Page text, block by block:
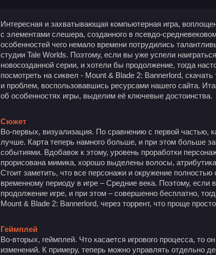
Интересная и захватывающая компьютерная игра,
с элементами слешера, созданного в псевдо-
особенностей чего немало времени потрудились
студии Tale Worlds. Поэтому, если вы уже успели
новосозданной серии, и хотели бы продолжение, тогда
посмотреть на сиквел - Mount & Blade 2: Bannerlord,
и проблем, воспользовавшись ресурсами нашего сайта.
об особенностях игры, выделим её ключевые достоинства.
Сюжет
Во-первых, визуализация. По сравнению с первой частью,
лучше. Карта теперь намного больше, и при этом больше
событиями. Вдобавок к этому, уровень проработки
прорисована мимика, хорошо выделены волосы,
Стоит заметить, что все персонажи и окружение полностью
временному периоду в игре – Средние века. Поэтому, если
продолжение игре, и при этом – совершенно бесплатно,
Mount & Blade 2: Bannerlord, через торрент, что проще
Геймплей
Во-вторых, геймплей. Что касается игрового процесса, то
изменений. К примеру, теперь можно управлять отдельно